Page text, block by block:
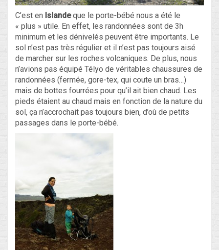
C’est en Islandeque le porte-bébé nous a été le
« plus » utile. En effet, les randonnées sont de 3h
minimum et les dénivelés peuvent être importants. Le
sol n’est pas très régulier et il n’est pas toujours aisé
de marcher sur les roches volcaniques. De plus, nous
n’avions pas équipé Télyo de véritables chaussures de
randonnées (fermée, gore-tex, qui coute un bras…)
mais de bottes fourrées pour qu’il ait bien chaud. Les
pieds étaient au chaud mais en fonction de la nature du
sol, ça n’accrochait pas toujours bien, d’où de petits
passages dans le porte-bébé.